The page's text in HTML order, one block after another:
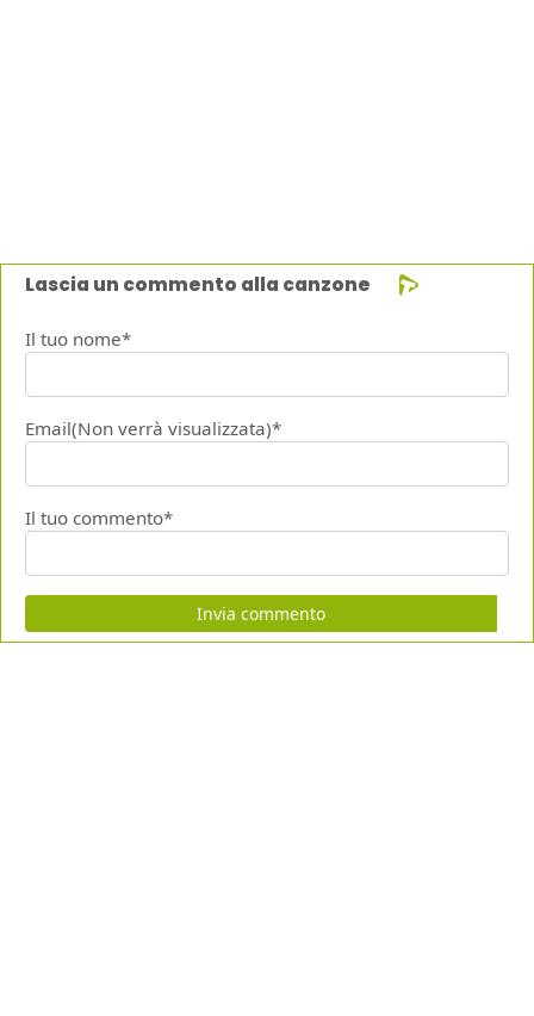
Lascia un commento alla canzone
Il tuo nome*
Email(Non verrà visualizzata)*
Il tuo commento*
Invia commento